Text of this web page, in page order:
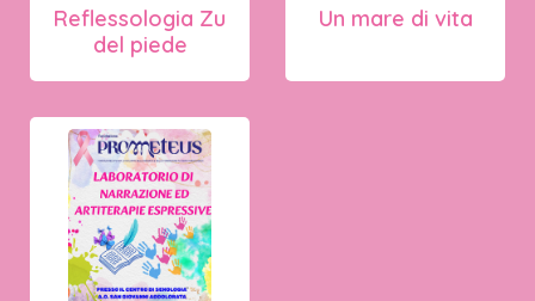
Reflessologia Zu
del piede
Un mare di vita